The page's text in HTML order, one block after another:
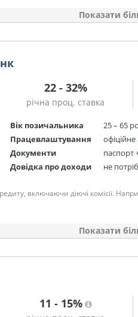
Показати
22 - 32%
річна проц. ставка
Вік позичальника
25 – 65
Працевлаштування
Документи
паспорт
Довідка про доходи
не
включаючи діючі комісії.
Показати
11 - 15%